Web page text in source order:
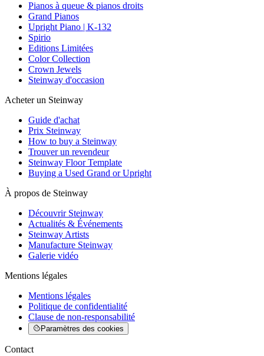
Pianos à queue & pianos droits
Grand Pianos
Upright Piano | K-132
Spirio
Editions Limitées
Color Collection
Crown Jewels
Steinway d'occasion
Acheter un Steinway
Guide d'achat
Prix Steinway
How to buy a Steinway
Trouver un revendeur
Steinway Floor Template
Buying a Used Grand or Upright
À propos de Steinway
Découvrir Steinway
Actualités & Événements
Steinway Artists
Manufacture Steinway
Galerie vidéo
Mentions légales
Mentions légales
Politique de confidentialité
Clause de non-responsabilité
Paramètres des cookies
Contact